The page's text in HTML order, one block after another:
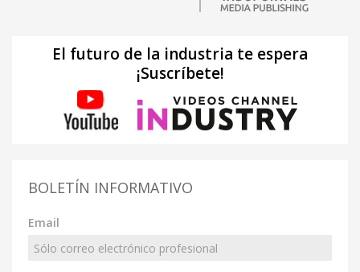
El futuro de la industria te espera
¡Suscríbete!
BOLETÍN INFORMATIVO
Email